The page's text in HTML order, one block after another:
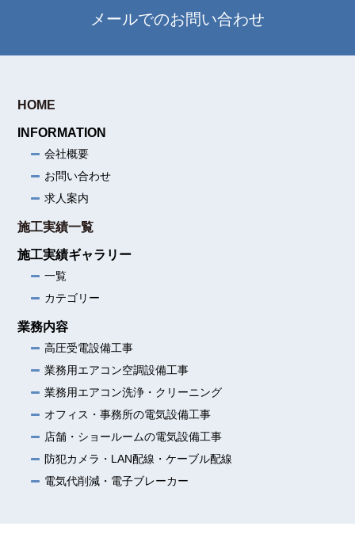
メールでのお問い合わせ
HOME
INFORMATION
会社概要
お問い合わせ
求人案内
施工実績一覧
施工実績ギャラリー
一覧
カテゴリー
業務内容
高圧受電設備工事
業務用エアコン空調設備工事
業務用エアコン洗浄・クリーニング
オフィス・事務所の電気設備工事
店舗・ショールームの電気設備工事
防犯カメラ・LAN配線・ケーブル配線
電気代削減・電子ブレーカー